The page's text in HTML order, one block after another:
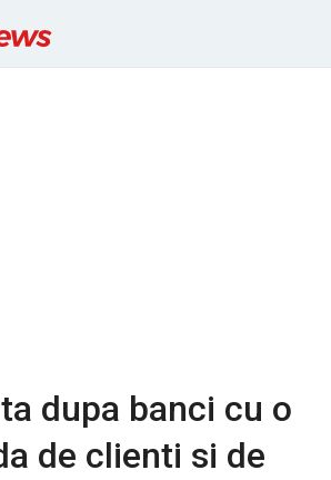
dupa banci cu o
de clienti si de